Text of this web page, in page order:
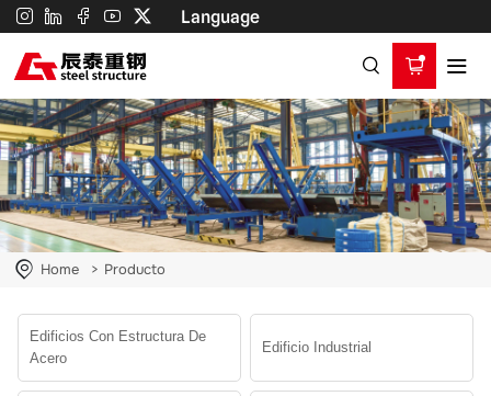
Language
Productos
Home Producto
Edificios Con Estructura De
Acero
Edificio Industrial